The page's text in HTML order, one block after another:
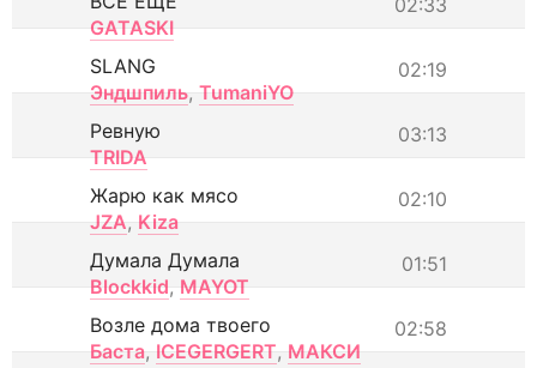
02:33
GATASKI
02:19
SLANG
Эндшпиль, TumaniYO
03:13
Ревную
TRIDA
02:10
Жарю как мясо
JZA, Kiza
01:51
Думала Думала
Blockkid, MAYOT
02:58
Возле дома твоего
Баста, ICEGERGERT, МАКСИ